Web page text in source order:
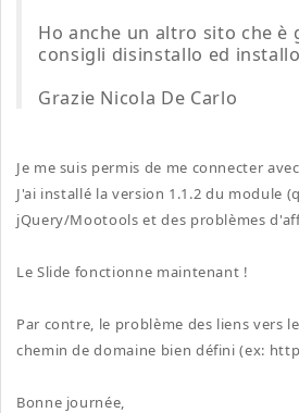
Ho anche un altro sito che è
consigli disinstallo ed
Grazie Nicola De Carlo
Je me suis permis de me connecter
J'ai installé la version 1.1.2 du module
jQuery/Mootools et des problèmes
Le Slide fonctionne maintenant !
Par contre, le problème des liens vers
chemin de domaine bien défini (ex:
Bonne journée,